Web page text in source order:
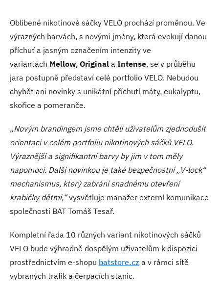
Oblíbené nikotinové sáčky VELO prochází proměnou. Ve
výrazných barvách, s novými jmény, která evokují danou
příchuť a jasným označením intenzity ve
variantách Mellow, Original a Intense, se v průběhu
jara postupně představí celé portfolio VELO. Nebudou
chybět ani novinky s unikátní příchutí máty, eukalyptu,
skořice a pomeranče.
„Novým brandingem jsme chtěli uživatelům zjednodušit
orientaci v celém portfoliu nikotinových sáčků VELO.
Výraznější a signifikantní barvy by jim v tom měly
napomoci. Další novinkou je také bezpečnostní „V-lock“
mechanismus, který zabrání snadnému otevření
krabičky dětmi,“vysvětluje manažer externí komunikace
společnosti BAT Tomáš Tesař.
Kompletní řada 10 různých variant nikotinových sáčků
VELO bude výhradně dospělým uživatelům k dispozici
prostřednictvím e-shopu batstore.cz a v rámci sítě
vybraných trafik a čerpacích stanic.